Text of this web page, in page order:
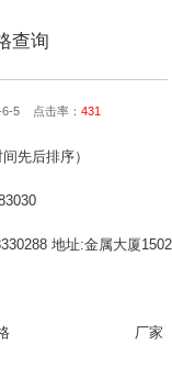
查询
5 点击率： 431
先后排序）
地址:金属大厦
厂家